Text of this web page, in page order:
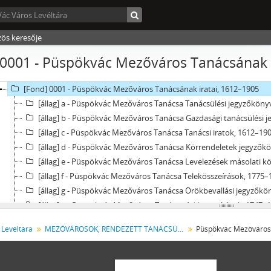
keresője
- Püspökvác Mezőváros
Vác Város Levéltára, 1612 - 2016
[fondfőcsoport] V - MEZŐVÁROSOK, RENDEZETT TANÁCSÚ VÁROSOK,
[Fond] 0001 - Püspökvác Mezőváros Tanácsának iratai, 1612–1905
[állag] a - Püspökvác Mezőváros Tanácsa Tanácsülési
[állag] b - Püspökvác Mezőváros Tanácsa Gazdasági tanácsülési
[állag] c - Püspökvác Mezőváros Tanácsa Tanácsi iratok,
[állag] d - Püspökvác Mezőváros Tanácsa Körrendeletek
[állag] e - Püspökvác Mezőváros Tanácsa Levelezések másolati
[állag] f - Püspökvác Mezőváros Tanácsa Telekösszeírások,
[állag] g - Püspökvác Mezőváros Tanácsa Örökbevallási
[állag] h - Püspökvác Mezőváros Tanácsa Adóösszeírások,
[állag] j - Püspökvác Mezőváros Tanácsa Hagyatéki iratok,
[Fond] 0002 - Püspökvác Mezőváros közgyámjának iratai, 1781–1847
MEZŐVÁROSOK, RENDEZETT TANÁCSÚ VÁROSOK, KÖZSÉGEK Püspökvác